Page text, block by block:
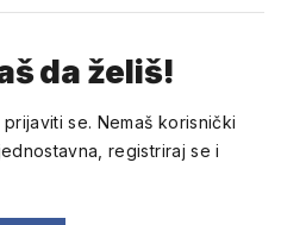
da želiš!
se. Nemaš korisnički
registriraj se i